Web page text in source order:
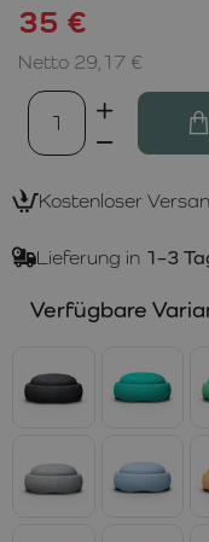
35 €
Netto 29,17 €
Kostenloser
Lieferung in 1–3
Verfügbare